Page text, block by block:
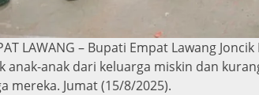
LAWANG – Bupati Empat Lawang
anak-anak dari keluarga miskin dan
mereka. Jumat (15/8/2025).